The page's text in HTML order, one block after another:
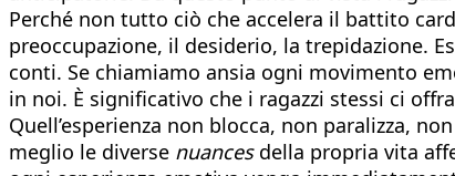
Perché non tutto ciò che accelera il battito
preoccupazione, il desiderio, la trepidazione.
conti. Se chiamiamo ansia ogni movimento
in noi. È significativo che i ragazzi stessi ci
Quell’esperienza non blocca, non paralizza,
meglio le diverse nuancesdella propria vita